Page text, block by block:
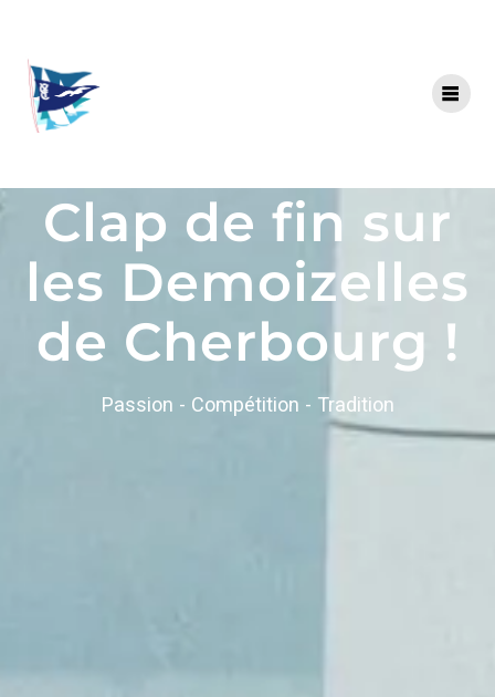
Clap de fin sur
les Demoizelles
de Cherbourg !
Passion - Compétition - Tradition